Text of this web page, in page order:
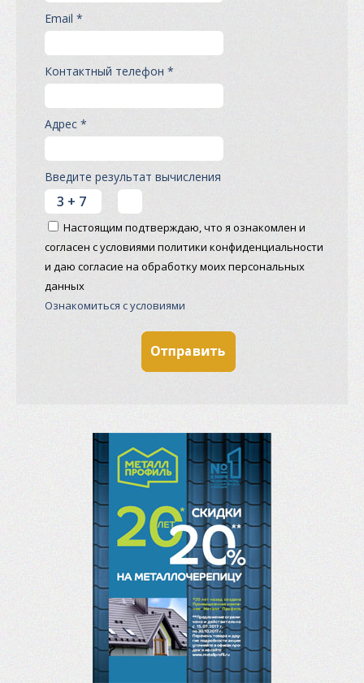
Email *
Контактный телефон *
Адрес *
Введите результат вычисления
Настоящим подтверждаю, что я ознакомлен и
согласен с условиями политики конфиденциальности
и даю согласие на обработку моих персональных
данных
Ознакомиться с условиями